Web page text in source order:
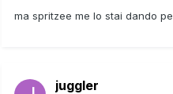
ma spritzee me lo stai dando
juggler